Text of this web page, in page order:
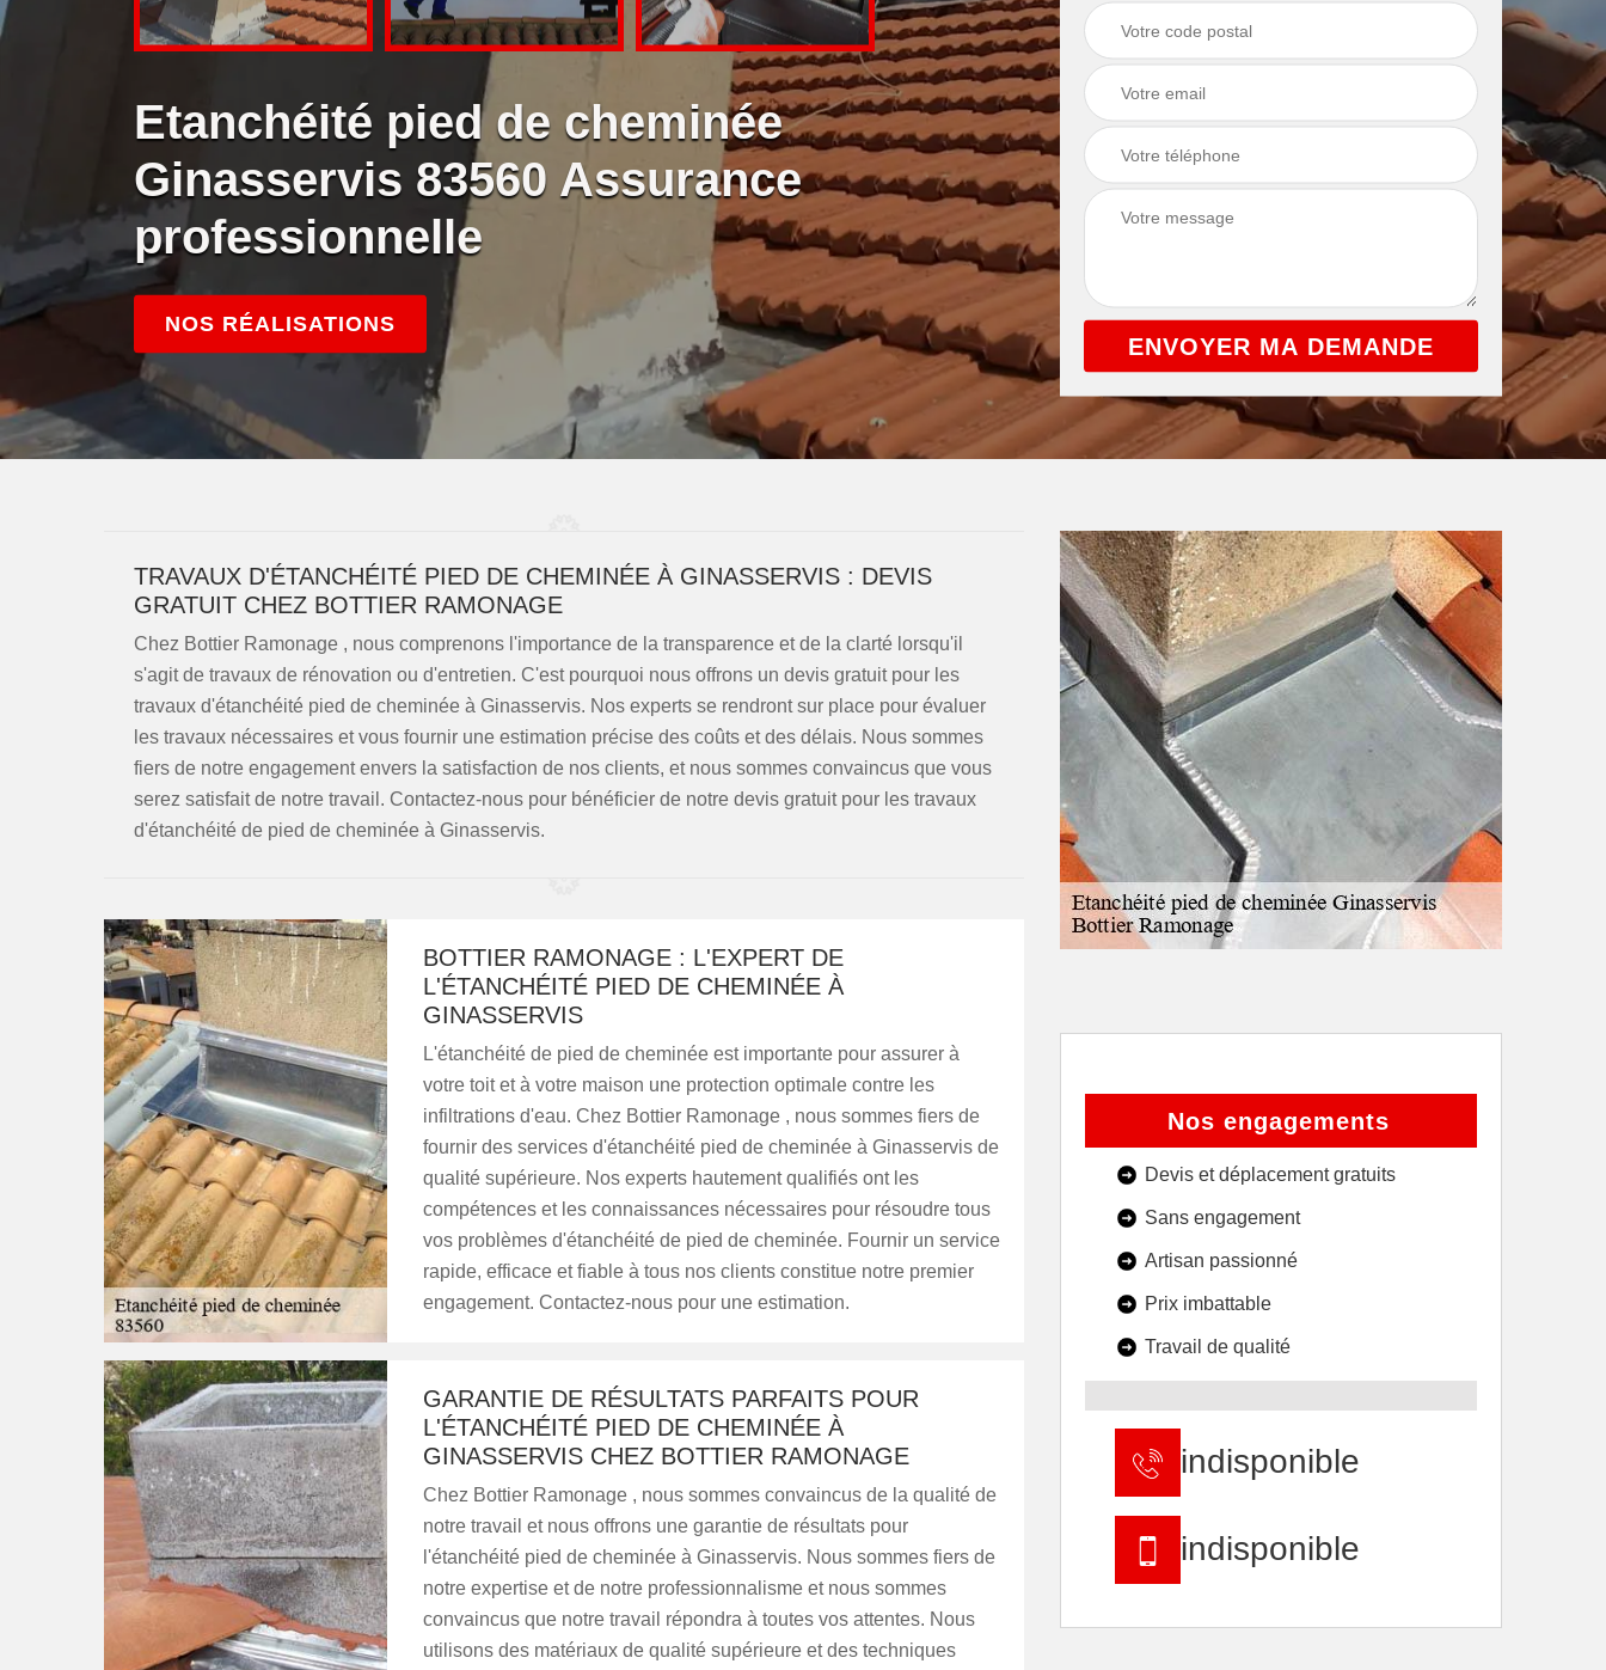
Etanchéité pied de cheminée
Ginasservis 83560 Assurance
professionnelle
NOS RÉALISATIONS
TRAVAUX D'ÉTANCHÉITÉ PIED DE CHEMINÉE À GINASSERVIS : DEVIS
GRATUIT CHEZ BOTTIER RAMONAGE
Chez Bottier Ramonage , nous comprenons l'importance de la transparence et de la clarté lorsqu'il
s'agit de travaux de rénovation ou d'entretien. C'est pourquoi nous offrons un devis gratuit pour les
travaux d'étanchéité pied de cheminée à Ginasservis. Nos experts se rendront sur place pour évaluer
les travaux nécessaires et vous fournir une estimation précise des coûts et des délais. Nous sommes
fiers de notre engagement envers la satisfaction de nos clients, et nous sommes convaincus que vous
serez satisfait de notre travail. Contactez-nous pour bénéficier de notre devis gratuit pour les travaux
d'étanchéité de pied de cheminée à Ginasservis.
BOTTIER RAMONAGE : L'EXPERT DE
L'ÉTANCHÉITÉ PIED DE CHEMINÉE À
GINASSERVIS
L'étanchéité de pied de cheminée est importante pour assurer à
votre toit et à votre maison une protection optimale contre les
infiltrations d'eau. Chez Bottier Ramonage , nous sommes fiers de
fournir des services d'étanchéité pied de cheminée à Ginasservis de
qualité supérieure. Nos experts hautement qualifiés ont les
compétences et les connaissances nécessaires pour résoudre tous
vos problèmes d'étanchéité de pied de cheminée. Fournir un service
rapide, efficace et fiable à tous nos clients constitue notre premier
engagement. Contactez-nous pour une estimation.
GARANTIE DE RÉSULTATS PARFAITS POUR
L'ÉTANCHÉITÉ PIED DE CHEMINÉE À
GINASSERVIS CHEZ BOTTIER RAMONAGE
Chez Bottier Ramonage , nous sommes convaincus de la qualité de
notre travail et nous offrons une garantie de résultats pour
l'étanchéité pied de cheminée à Ginasservis. Nous sommes fiers de
notre expertise et de notre professionnalisme et nous sommes
convaincus que notre travail répondra à toutes vos attentes. Nous
utilisons des matériaux de qualité supérieure et des techniques
Nos engagements
Devis et déplacement gratuits
Sans engagement
Artisan passionné
Prix imbattable
Travail de qualité
indisponible
indisponible